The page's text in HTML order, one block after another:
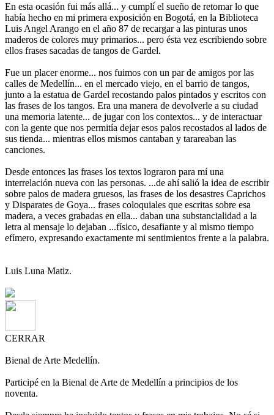
En esta ocasión fui más allá... y cumplí el sueño de retomar lo que
había hecho en mi primera exposición en Bogotá, en la Biblioteca
Luis Angel Arango en el año 87 de recargar a las pinturas unos
maderos de colores muy primarios... pero ésta vez escribiendo sobre
ellos frases sacadas de tangos de Gardel.
Fue un placer enorme... nos fuimos con un par de amigos por las
calles de Medellín... en el mercado viejo, en el barrio de tangos,
junto a la estatua de Gardel recostando palos pintados y escritos con
las frases de los tangos. Era una manera de devolverle a su ciudad
una memoria latente... de jugar con los contextos... y de interactuar
con la gente que nos permitía dejar esos palos recostados al lados de
sus tienda... mientras ellos mismos cantaban y tarareaban las
canciones.
Desde entonces las frases los textos lograron para mí una
interrelación nueva con las personas. ...de ahí salió la idea de escribir
sobre palos de madera gruesos, las frases de los desastres Caprichos
y Disparates de Goya... frases coloquiales que escritas sobre esa
madera, a veces grabadas en ella... daban una substancialidad a la
letra al mensaje lo dejaban ...físico, desafiante y al mismo tiempo
efímero, expresando exactamente mi sentimientos frente a la palabra.
Luis Luna Matiz.
CERRAR
Bienal de Arte Medellín.
Participé en la Bienal de Arte de Medellín a principios de los
noventa.